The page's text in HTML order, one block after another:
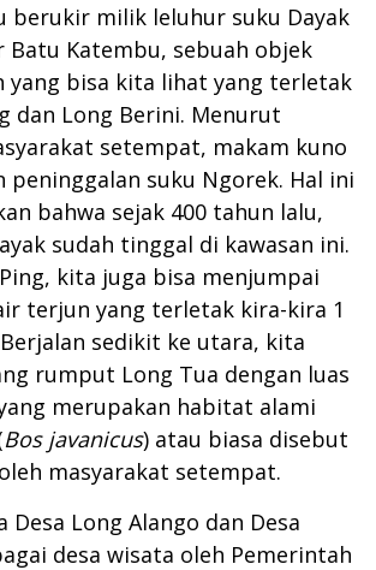
berukir milik leluhur suku Dayak
Batu Katembu, sebuah objek
yang bisa kita lihat yang terletak
dan Long Berini. Menurut
setempat, makam kuno
peninggalan suku Ngorek. Hal ini
bahwa sejak 400 tahun lalu,
sudah tinggal di kawasan ini.
kita juga bisa menjumpai
terjun yang terletak kira-kira 1
sedikit ke utara, kita
rumput Long Tua dengan luas
merupakan habitat alami
Bos javanicus) atau biasa disebut
masyarakat setempat.
Desa Long Alango dan Desa
desa wisata oleh Pemerintah